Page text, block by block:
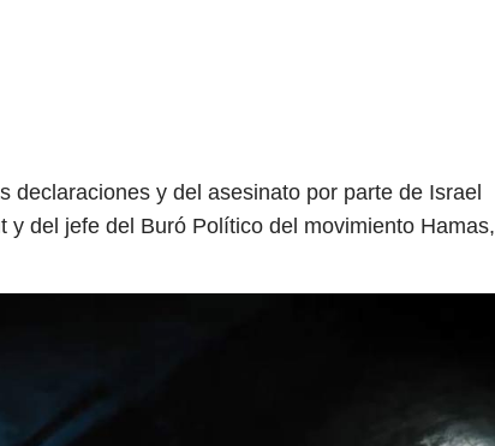
declaraciones y del asesinato por parte de Israel
del jefe del Buró Político del movimiento Hamas,